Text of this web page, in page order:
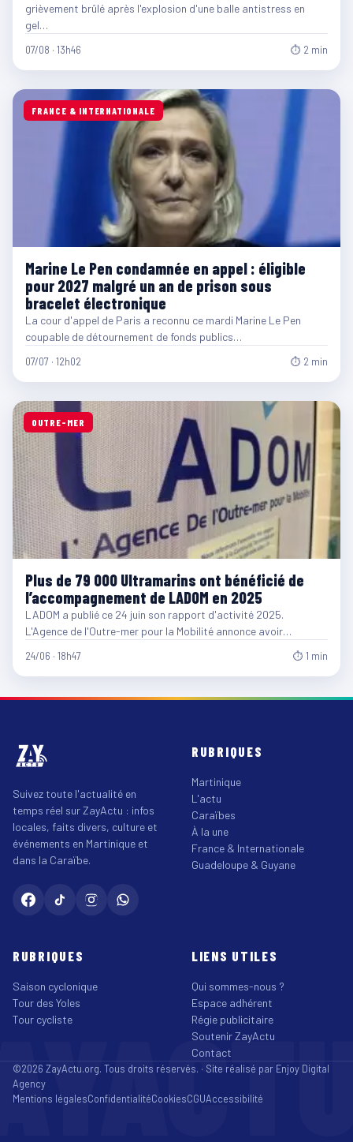
grièvement brûlé après l'explosion d'une balle antistress en
gel…
07/08 · 13h46 ⏱ 2 min
FRANCE & INTERNATIONALE
Marine Le Pen condamnée en appel : éligible
pour 2027 malgré un an de prison sous
bracelet électronique
La cour d'appel de Paris a reconnu ce mardi Marine Le Pen
coupable de détournement de fonds publics…
07/07 · 12h02 ⏱ 2 min
OUTRE-MER
Plus de 79 000 Ultramarins ont bénéficié de
l’accompagnement de LADOM en 2025
LADOM a publié ce 24 juin son rapport d'activité 2025.
L'Agence de l'Outre-mer pour la Mobilité annonce avoir…
24/06 · 18h47 ⏱ 1 min
Suivez toute l'actualité en
temps réel sur ZayActu : infos
locales, faits divers, culture et
événements en Martinique et
dans la Caraïbe.
RUBRIQUES
Martinique
L'actu
Caraïbes
À la une
France & Internationale
Guadeloupe & Guyane
RUBRIQUES
Saison cyclonique
Tour des Yoles
Tour cycliste
LIENS UTILES
Qui sommes-nous ?
Espace adhérent
Régie publicitaire
Soutenir ZayActu
Contact
©2026 ZayActu.org. Tous droits réservés. · Site réalisé par Enjoy Digital
Agency
Mentions légalesConfidentialitéCookiesCGUAccessibilité